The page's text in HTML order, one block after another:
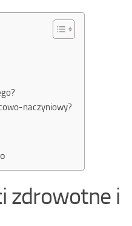
naczyniowy?
zdrowotne i